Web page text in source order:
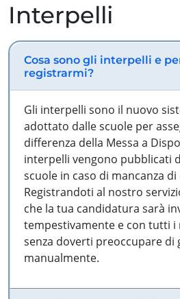
Interpelli
Cosa sono gli interpelli e
registrarmi?
Gli interpelli sono il nuovo
adottato dalle scuole per
differenza della Messa a
interpelli vengono pubblicati
scuole in caso di mancanza
Registrandoti al nostro
che la tua candidatura sarà
tempestivamente e con tutti
senza doverti preoccupare di
manualmente.